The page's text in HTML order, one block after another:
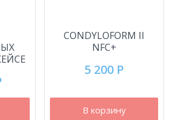
CONDYLOFORM II
NFC+
5 200 Р
В корзину